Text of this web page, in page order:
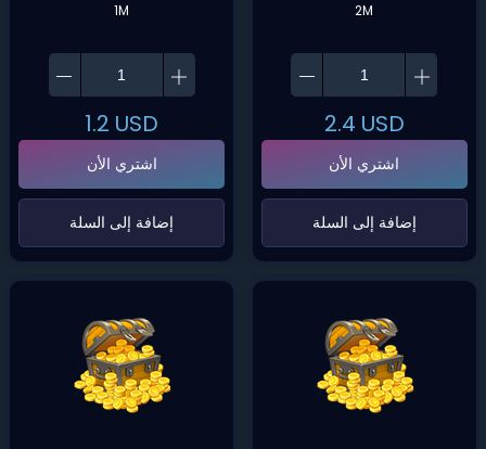
1M
1.2 USD
اشتري الأن
‌إضافة إلى السلة‌
2M
2.4 USD
اشتري الأن
‌إضافة إلى السلة‌